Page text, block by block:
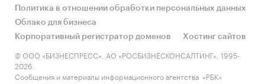
Политика в отношении обработки персональных данных
Облако для бизнеса
Корпоративный регистратор доменов
Хостинг сайтов
© ООО «БИЗНЕСПРЕСС», АО «РОСБИЗНЕСКОНСАЛТИНГ», 1995-
2026.
Сообщения и материалы информационного агентства «РБК»